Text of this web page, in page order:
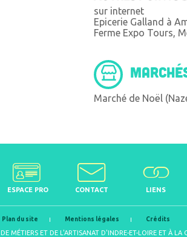
sur internet
Epicerie Galland à
Ferme Expo Tours,
Marché de Noël
ESPACE PRO CONTACT LIENS
Plan du site Mentions légales Crédits
MÉTIERS ET DE L'ARTISANAT D'INDRE-ET-LOIRE ET À LA